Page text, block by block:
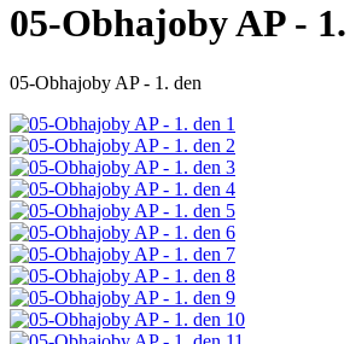
05-Obhajoby AP -
05-Obhajoby AP - 1. den